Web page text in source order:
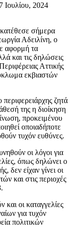
Ιουλίου, 2024
σήμερα
Αδειλίνη, ο
αφορμή τα
και τις δηλώσεις
Αττικής
εκβιαστών
ζητά
της η διοίκηση
προκειμένου
οποιαδήποτε
τυχόν ευθύνες.
οι λόγοι για
όπως δηλώνει ο
δεν είχαν γίνει οι
και στις περιοχές
και οι καταγγελίες
για τυχόν
πολιτικών